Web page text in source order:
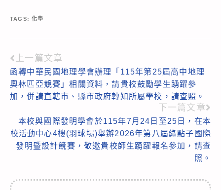
TAGS:化學
Read
more
articles
上一篇文章
函轉中華民國地理學會辦理「115年第25屆高中地理
奧林匹亞競賽」相關資料，請貴校鼓勵學生踴躍參
加，併請直轄市、縣市政府轉知所屬學校，請查照。
下一篇文章
本校與國際發明學會於115年7月24日至25日，在本
校活動中心4樓(羽球場)舉辦2026年第八屆綠點子國際
發明暨設計競賽，敬邀貴校師生踴躍報名參加，請查
照。